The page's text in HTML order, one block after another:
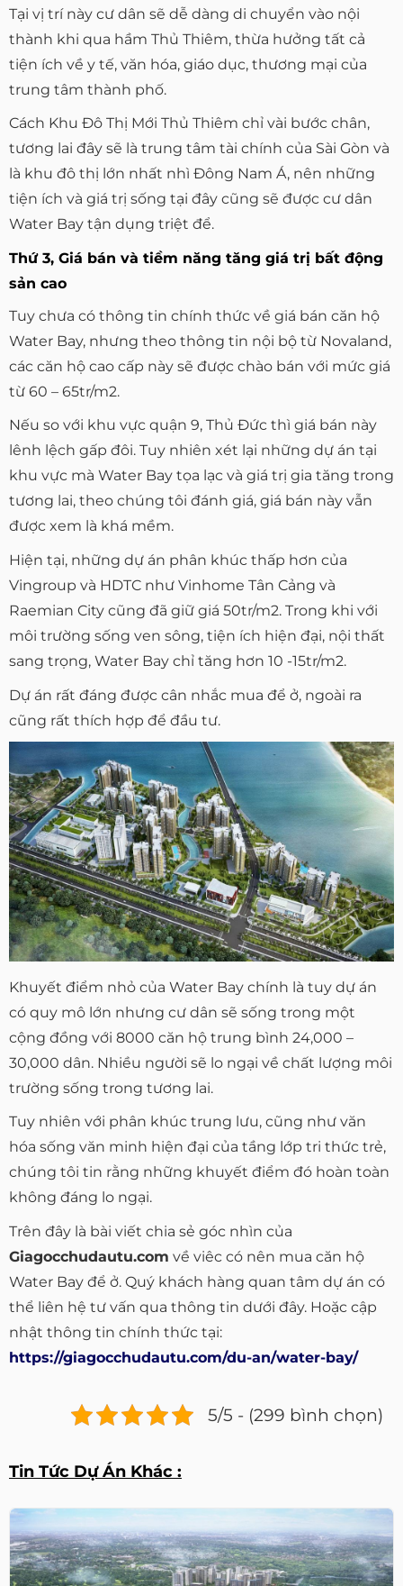
Tại vị trí này cư dân sẽ dễ dàng di chuyển vào nội
thành khi qua hầm Thủ Thiêm, thừa hưởng tất cả
tiện ích về y tế, văn hóa, giáo dục, thương mại của
trung tâm thành phố.
Cách Khu Đô Thị Mới Thủ Thiêm chỉ vài bước chân,
tương lai đây sẽ là trung tâm tài chính của Sài Gòn và
là khu đô thị lớn nhất nhì Đông Nam Á, nên những
tiện ích và giá trị sống tại đây cũng sẽ được cư dân
Water Bay tận dụng triệt để.
Thứ 3, Giá bán và tiềm năng tăng giá trị bất động
sản cao
Tuy chưa có thông tin chính thức về giá bán căn hộ
Water Bay, nhưng theo thông tin nội bộ từ Novaland,
các căn hộ cao cấp này sẽ được chào bán với mức giá
từ 60 – 65tr/m2.
Nếu so với khu vực quận 9, Thủ Đức thì giá bán này
lênh lệch gấp đôi. Tuy nhiên xét lại những dự án tại
khu vực mà Water Bay tọa lạc và giá trị gia tăng trong
tương lai, theo chúng tôi đánh giá, giá bán này vẫn
được xem là khá mềm.
Hiện tại, những dự án phân khúc thấp hơn của
Vingroup và HDTC như Vinhome Tân Cảng và
Raemian City cũng đã giữ giá 50tr/m2. Trong khi với
môi trường sống ven sông, tiện ích hiện đại, nội thất
sang trọng, Water Bay chỉ tăng hơn 10 -15tr/m2.
Dự án rất đáng được cân nhắc mua để ở, ngoài ra
cũng rất thích hợp để đầu tư.
Khuyết điểm nhỏ của Water Bay chính là tuy dự án
có quy mô lớn nhưng cư dân sẽ sống trong một
cộng đồng với 8000 căn hộ trung bình 24,000 –
30,000 dân. Nhiều người sẽ lo ngại về chất lượng môi
trường sống trong tương lai.
Tuy nhiên với phân khúc trung lưu, cũng như văn
hóa sống văn minh hiện đại của tầng lớp tri thức trẻ,
chúng tôi tin rằng những khuyết điểm đó hoàn toàn
không đáng lo ngại.
Trên đây là bài viết chia sẻ góc nhìn của
Giagocchudautu.com về viêc có nên mua căn hộ
Water Bay để ở. Quý khách hàng quan tâm dự án có
thể liên hệ tư vấn qua thông tin dưới đây. Hoặc cập
nhật thông tin chính thức tại:
https://giagocchudautu.com/du-an/water-bay/
5/5 - (299 bình chọn)
Tin Tức Dự Án Khác :